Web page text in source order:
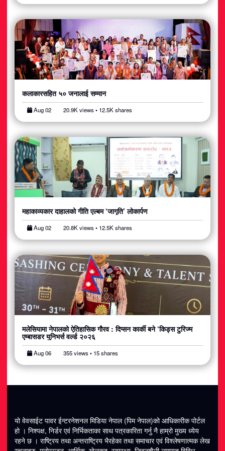
कलाकारसहित ५० जनालाई सम्मान
Aug 02 20.9K views • 12.5K shares
महाकाव्यकार दाहालको गीति एल्बम ‘जागृति’ लोकार्पण
Aug 02 20.8K views • 12.5K shares
मलेसियामा नेपालको ऐतिहासिक गौरव : दिप्सन कार्की बने ‘किड्स टुरिज्म
एम्बासडर युनिभर्स वर्ल्ड २०२६
Aug 06 355 views • 15 shares
यो वेवसाईट पावर ईन्टरनेशनल मिडिया नेपाल (पिम नेपाल)को आधिकारीक पोर्टल
हो । निश्पक्ष, निर्डर एवं निर्भिकताका साथ पत्रकारिता गर्नु नै हाम्रो मुख्य ध्येय
रहने छ । राष्ट्रिय तथा अन्तराष्ट्रिय भैरहेका तथा समाचार एवं विश्लेषणात्मक लेख